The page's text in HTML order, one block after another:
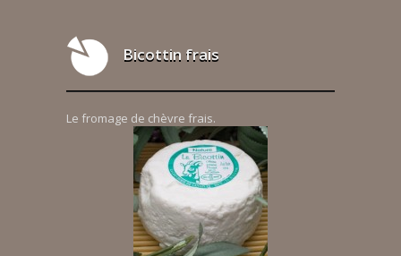
Bicottin frais
Le fromage de chèvre frais.